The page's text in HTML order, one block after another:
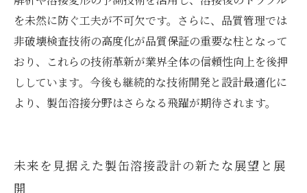
を未然に防ぐ工夫が不可欠です。さらに、品質管理では
非破壊検査技術の高度化が品質保証の重要な柱となって
おり、これらの技術革新が業界全体の信頼性向上を後押
ししています。今後も継続的な技術開発と設計最適化に
より、製缶溶接分野はさらなる飛躍が期待されます。
未来を見据えた製缶溶接設計の新たな展望と展
開